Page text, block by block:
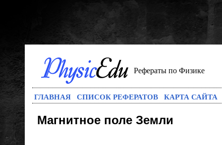
Рефераты по Физике
ГЛАВНАЯ СПИСОК РЕФЕРАТОВ КАРТА САЙТА
Магнитное поле Земли